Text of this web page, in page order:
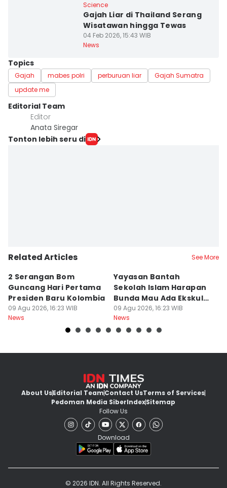
Science
Gajah Liar di Thailand Serang
Wisatawan hingga Tewas
04 Feb 2026, 15:43 WIB
News
Topics
Gajah mabes polri perburuan liar
Gajah Sumatra
update me
Editorial Team
Editor
Anata Siregar
Tonton lebih seru di
Related Articles See More
2 Serangan Bom
Guncang Hari Pertama
Presiden Baru Kolombia
09 Agu 2026, 16:23 WIB
News
Yayasan Bantah
Sekolah Islam Harapan
Bunda Mau Ada Ekskul
Menembak
09 Agu 2026, 16:23 WIB
News
About UsEditorial TeamContact UsTerms of Services
Pedoman Media SiberIndexSitemap
Follow Us
Download
© 2026 IDN. All Rights Reserved.